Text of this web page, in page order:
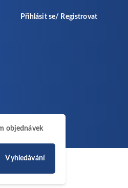
Přihlásit se/ Registrovat
objednávek
Vyhledávání